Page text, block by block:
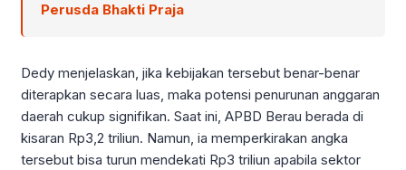
Perusda Bhakti Praja
Dedy menjelaskan, jika kebijakan tersebut benar-benar
diterapkan secara luas, maka potensi penurunan anggaran
daerah cukup signifikan. Saat ini, APBD Berau berada di
kisaran Rp3,2 triliun. Namun, ia memperkirakan angka
tersebut bisa turun mendekati Rp3 triliun apabila sektor